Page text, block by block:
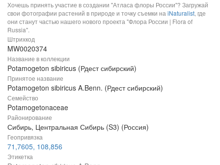
Хочешь принять участие в создании "Атласа флоры России"? Загружай
свои фотографии растений в природе и точку съемки на iNaturalist, где
они станут частью нашего нового проекта "Флора России | Flora of
Russia".
Штрихкод
MW0020374
Название в коллекции
Potamogeton sibiricus (Рдест сибирский)
Принятое название
Potamogeton sibiricus A.Benn. (Рдест сибирский)
Семейство
Potamogetonaceae
Районирование
Сибирь, Центральная Сибирь (S3) (Россия)
Геопривязка
71,7605, 108,856
Этикетка